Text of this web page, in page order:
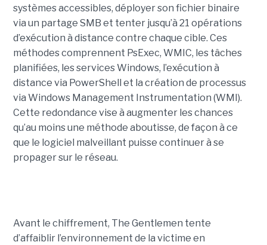
systèmes accessibles, déployer son fichier binaire
via un partage SMB et tenter jusqu’à 21 opérations
d’exécution à distance contre chaque cible. Ces
méthodes comprennent PsExec, WMIC, les tâches
planifiées, les services Windows, l’exécution à
distance via PowerShell et la création de processus
via Windows Management Instrumentation (WMI).
Cette redondance vise à augmenter les chances
qu’au moins une méthode aboutisse, de façon à ce
que le logiciel malveillant puisse continuer à se
propager sur le réseau.
Avant le chiffrement, The Gentlemen tente
d’affaiblir l’environnement de la victime en